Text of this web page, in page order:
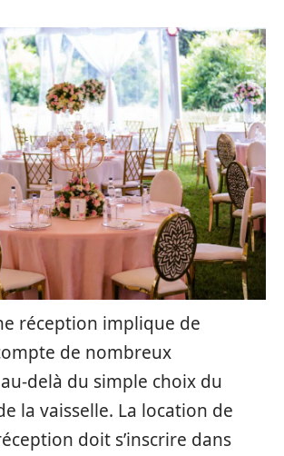
réception implique de
de nombreux
delà du simple choix du
la vaisselle. La location de
doit s’inscrire dans